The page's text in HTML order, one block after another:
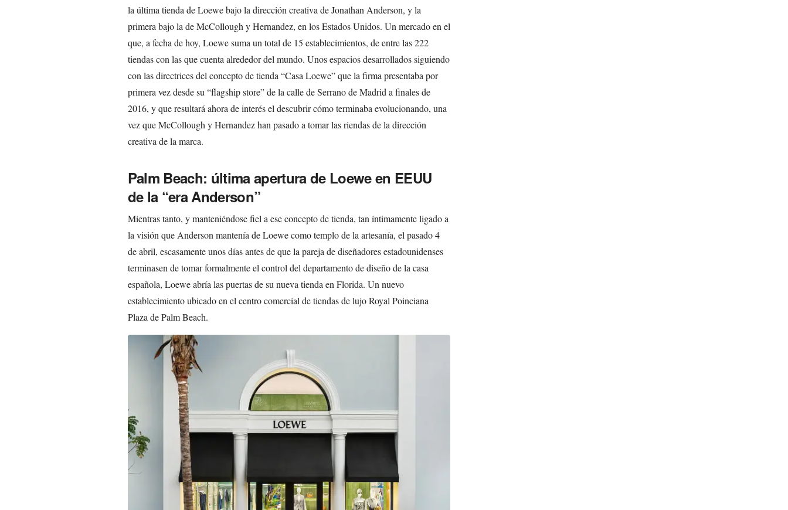
la última tienda de Loewe bajo la dirección creativa de Jonathan Anderson, y la
primera bajo la de McCollough y Hernandez, en los Estados Unidos. Un mercado en el
que, a fecha de hoy, Loewe suma un total de 15 establecimientos, de entre las 222
tiendas con las que cuenta alrededor del mundo. Unos espacios desarrollados siguiendo
con las directrices del concepto de tienda “Casa Loewe” que la firma presentaba por
primera vez desde su “flagship store” de la calle de Serrano de Madrid a finales de
2016, y que resultará ahora de interés el descubrir cómo terminaba evolucionando, una
vez que McCollough y Hernandez han pasado a tomar las riendas de la dirección
creativa de la marca.
Palm Beach: última apertura de Loewe en EEUU
de la “era Anderson”
Mientras tanto, y manteniéndose fiel a ese concepto de tienda, tan íntimamente ligado a
la visión que Anderson mantenía de Loewe como templo de la artesanía, el pasado 4
de abril, escasamente unos días antes de que la pareja de diseñadores estadounidenses
terminasen de tomar formalmente el control del departamento de diseño de la casa
española, Loewe abría las puertas de su nueva tienda en Florida. Un nuevo
establecimiento ubicado en el centro comercial de tiendas de lujo Royal Poinciana
Plaza de Palm Beach.